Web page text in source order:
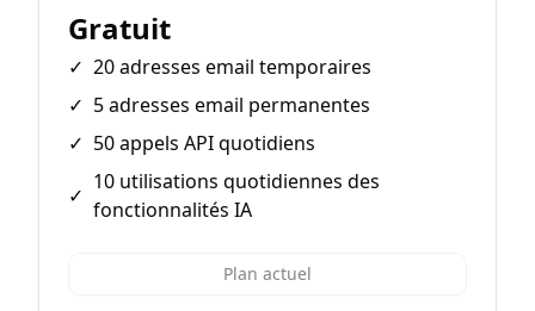
Gratuit
✓ 20 adresses email temporaires
✓ 5 adresses email permanentes
✓ 50 appels API quotidiens
✓
10 utilisations quotidiennes des
fonctionnalités IA
Plan actuel